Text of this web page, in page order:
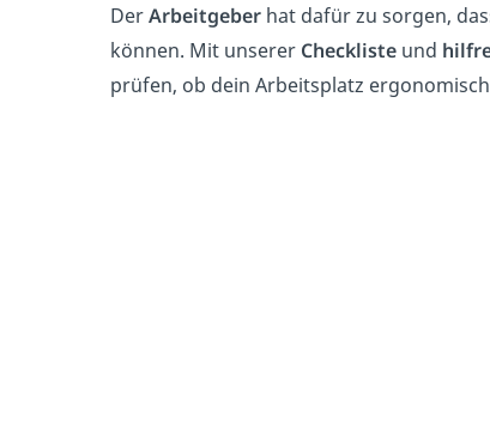
DerArbeitgeber hat dafür zu sorgen,
können. Mit unserer Checkliste und
prüfen, ob dein Arbeitsplatz